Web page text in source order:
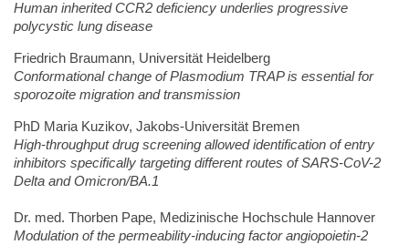
Human inherited CCR2 deficiency underlies progressive
polycystic lung disease
Friedrich Braumann, Universität Heidelberg
Conformational change of Plasmodium TRAP is essential for
sporozoite migration and transmission
PhD Maria Kuzikov, Jakobs-Universität Bremen
High-throughput drug screening allowed identification of entry
inhibitors specifically targeting different routes of SARS-CoV-2
Delta and Omicron/BA.1
Dr. med. Thorben Pape, Medizinische Hochschule Hannover
Modulation of the permeability-inducing factor angiopoietin-2